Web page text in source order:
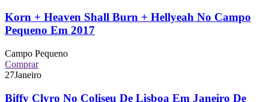
Korn + Heaven Shall Burn + Hellyeah No Campo
Pequeno Em 2017
Campo Pequeno
Comprar
27Janeiro
Biffy Clyro No Coliseu De Lisboa Em Janeiro De